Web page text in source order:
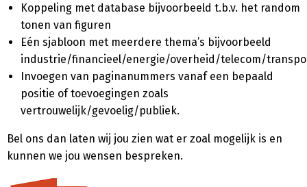
Koppeling met database bijvoorbeeld t.b.v. het random
tonen van figuren
Eén sjabloon met meerdere thema’s bijvoorbeeld
industrie/financieel/energie/overheid/telecom/
Invoegen van paginanummers vanaf een bepaald
positie of toevoegingen zoals
vertrouwelijk/gevoelig/publiek.
Bel ons dan laten wij jou zien wat er zoal mogelijk is en
kunnen we jou wensen bespreken.